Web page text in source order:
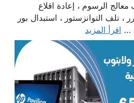
معالج الرسوم ، إعادة اقلاع
تلف التوانزستور ، استبدال بور
... اقرأ المزيد